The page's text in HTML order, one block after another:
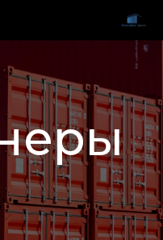
ВПЕРЕД